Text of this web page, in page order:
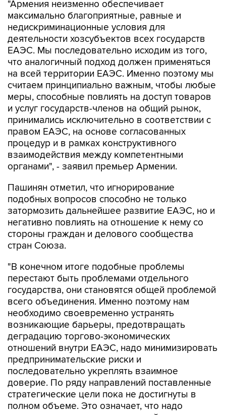
недискриминационные условия для
деятельности хозсубъектов всех государств
ЕАЭС. Мы последовательно исходим из того,
что аналогичный подход должен применяться
на всей территории ЕАЭС. Именно поэтому мы
считаем принципиально важным, чтобы любые
меры, способные повлиять на доступ товаров
и услуг государств-членов на общий рынок,
принимались исключительно в соответствии с
правом ЕАЭС, на основе согласованных
процедур и в рамках конструктивного
взаимодействия между компетентными
органами", - заявил премьер Армении.
Пашинян отметил, что игнорирование
затормозить дальнейшее развитие ЕАЭС, но и
негативно повлиять на отношение к нему со
стороны граждан и делового сообщества
стран Союза.
"В конечном итоге подобные проблемы
государства, они становятся общей проблемой
всего объединения. Именно поэтому нам
необходимо своевременно устранять
возникающие барьеры, предотвращать
деградацию торгово-экономических
отношений внутри ЕАЭС, надо минимизировать
предпринимательские риски и
последовательно укреплять взаимное
доверие. По ряду направлений поставленные
стратегические цели пока не достигнуты в
полном объеме. Это означает, что надо
сосредоточиться на практической реализации
уже принятых решений", - заявил Пашинян.